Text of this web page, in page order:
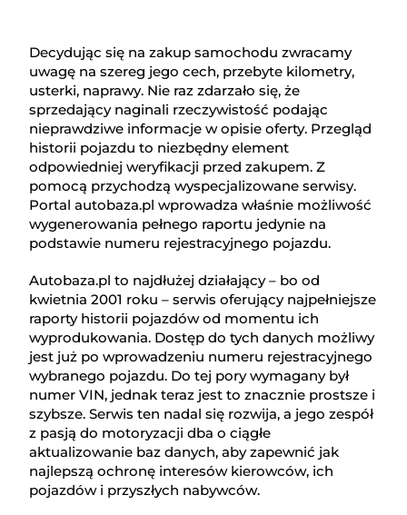
Decydując się na zakup samochodu zwracamy
uwagę na szereg jego cech, przebyte kilometry,
usterki, naprawy. Nie raz zdarzało się, że
sprzedający naginali rzeczywistość podając
nieprawdziwe informacje w opisie oferty. Przegląd
historii pojazdu to niezbędny element
odpowiedniej weryfikacji przed zakupem. Z
pomocą przychodzą wyspecjalizowane serwisy.
Portal autobaza.pl wprowadza właśnie możliwość
wygenerowania pełnego raportu jedynie na
podstawie numeru rejestracyjnego pojazdu.
Autobaza.pl to najdłużej działający – bo od
kwietnia 2001 roku – serwis oferujący najpełniejsze
raporty historii pojazdów od momentu ich
wyprodukowania. Dostęp do tych danych możliwy
jest już po wprowadzeniu numeru rejestracyjnego
wybranego pojazdu. Do tej pory wymagany był
numer VIN, jednak teraz jest to znacznie prostsze i
szybsze. Serwis ten nadal się rozwija, a jego zespół
z pasją do motoryzacji dba o ciągłe
aktualizowanie baz danych, aby zapewnić jak
najlepszą ochronę interesów kierowców, ich
pojazdów i przyszłych nabywców.